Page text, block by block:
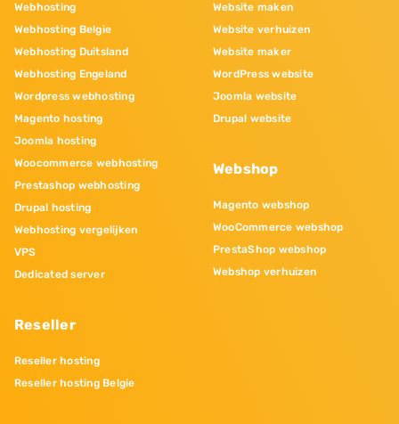
Webhosting
Webhosting Belgie
Webhosting Duitsland
Webhosting Engeland
Wordpress webhosting
Magento hosting
Joomla hosting
Woocommerce webhosting
Prestashop webhosting
Drupal hosting
Webhosting vergelijken
VPS
Dedicated server
Reseller
Reseller hosting
Reseller hosting Belgie
Website maken
Website verhuizen
Website maker
WordPress website
Joomla website
Drupal website
Webshop
Magento webshop
WooCommerce webshop
PrestaShop webshop
Webshop verhuizen